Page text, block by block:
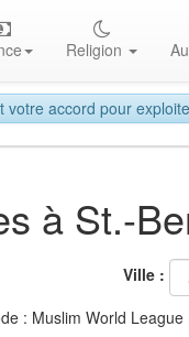
accord pour
Religion
à St.-
Ville :
: Muslim World League